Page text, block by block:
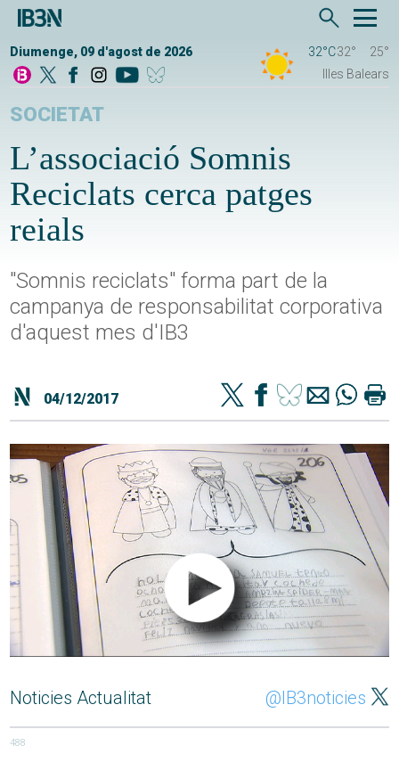
Diumenge, 09 d'agost de 2026 32°C32°
25°
Illes Balears
SOCIETAT
L’associació Somnis
Reciclats cerca patges
reials
"Somnis reciclats" forma part de la
campanya de responsabilitat corporativa
d'aquest mes d'IB3
04/12/2017
Noticies Actualitat @IB3noticies
488